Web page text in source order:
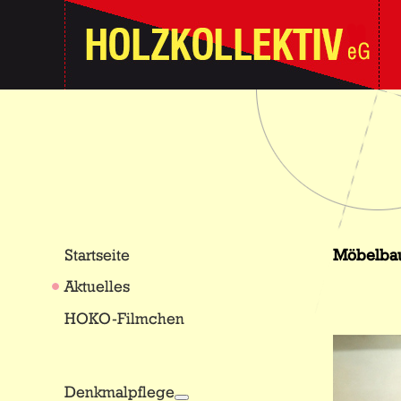
Startseite
Aktuelles
HOKO-Filmchen
Denkmalpflege